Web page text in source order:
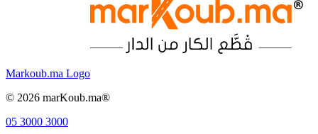
Markoub.ma Logo
© 2026 marKoub.ma®
05 3000 3000